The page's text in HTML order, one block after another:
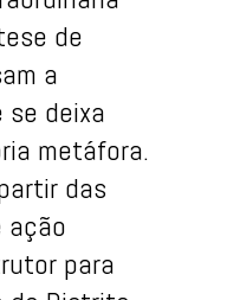
de
a
deixa
metáfora.
das
ação
para